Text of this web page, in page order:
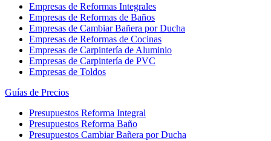
Empresas de Reformas Integrales
Empresas de Reformas de Baños
Empresas de Cambiar Bañera por Ducha
Empresas de Reformas de Cocinas
Empresas de Carpintería de Aluminio
Empresas de Carpintería de PVC
Empresas de Toldos
Guías de Precios
Presupuestos Reforma Integral
Presupuestos Reforma Baño
Presupuestos Cambiar Bañera por Ducha